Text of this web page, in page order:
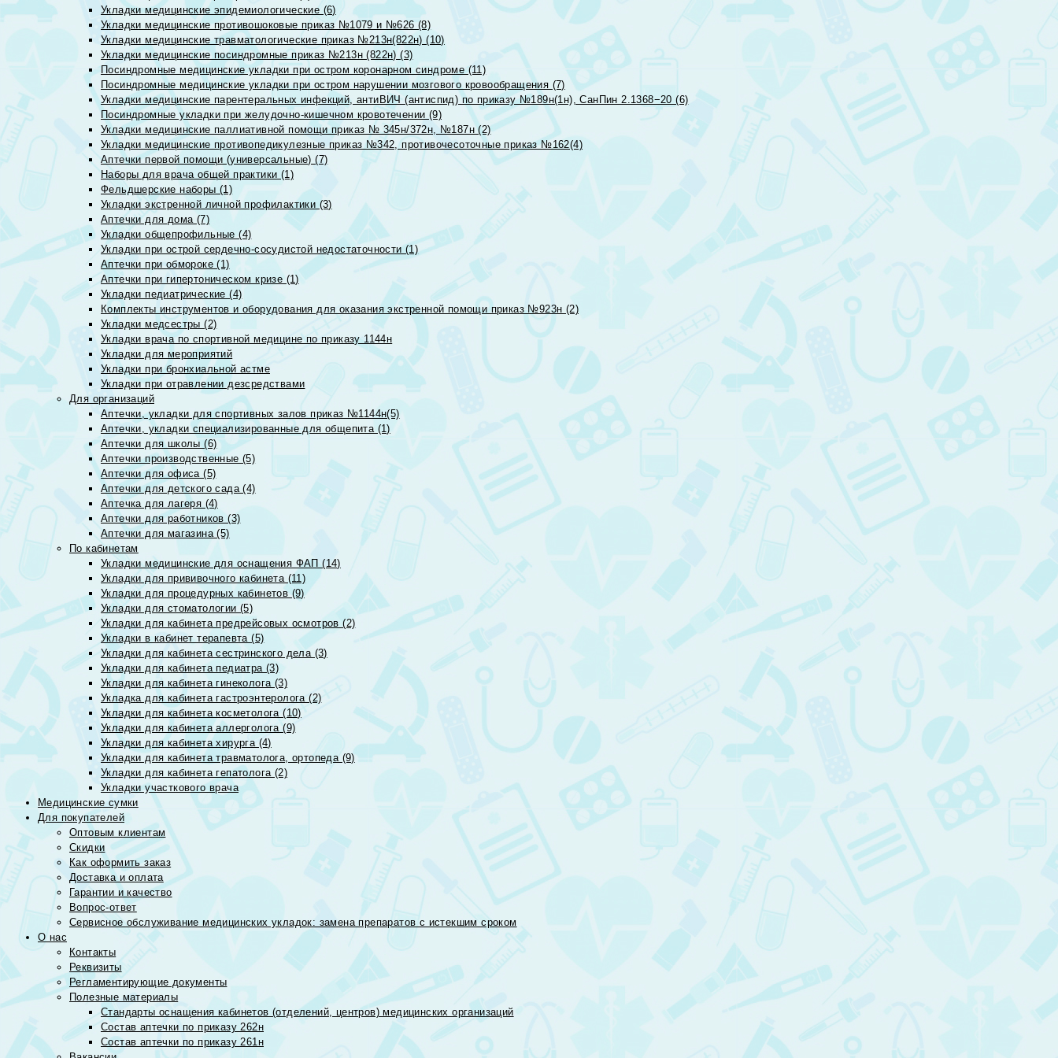
Укладки медицинские эпидемиологические (6)
Укладки медицинские противошоковые приказ №1079 и №626 (8)
Укладки медицинские травматологические приказ №213н(822н) (10)
Укладки медицинские посиндромные приказ №213н (822н) (3)
Посиндромные медицинские укладки при остром коронарном синдроме (11)
Посиндромные медицинские укладки при остром нарушении мозгового кровообращения (7)
Укладки медицинские парентеральных инфекций, антиВИЧ (антиспид) по приказу №189н(1н), СанПин 2.1368−20 (6)
Посиндромные укладки при желудочно-кишечном кровотечении (9)
Укладки медицинские паллиативной помощи приказ № 345н/372н, №187н (2)
Укладки медицинские противопедикулезные приказ №342, противочесоточные приказ №162(4)
Аптечки первой помощи (универсальные) (7)
Наборы для врача общей практики (1)
Фельдшерские наборы (1)
Укладки экстренной личной профилактики (3)
Аптечки для дома (7)
Укладки общепрофильные (4)
Укладки при острой сердечно-сосудистой недостаточности (1)
Аптечки при обмороке (1)
Аптечки при гипертоническом кризе (1)
Укладки педиатрические (4)
Комплекты инструментов и оборудования для оказания экстренной помощи приказ №923н (2)
Укладки медсестры (2)
Укладки врача по спортивной медицине по приказу 1144н
Укладки для мероприятий
Укладки при бронхиальной астме
Укладки при отравлении дезсредствами
Для организаций
Аптечки, укладки для спортивных залов приказ №1144н(5)
Аптечки, укладки специализированные для общепита (1)
Аптечки для школы (6)
Аптечки производственные (5)
Аптечки для офиса (5)
Аптечки для детского сада (4)
Аптечка для лагеря (4)
Аптечки для работников (3)
Аптечки для магазина (5)
По кабинетам
Укладки медицинские для оснащения ФАП (14)
Укладки для прививочного кабинета (11)
Укладки для процедурных кабинетов (9)
Укладки для стоматологии (5)
Укладки для кабинета предрейсовых осмотров (2)
Укладки в кабинет терапевта (5)
Укладки для кабинета сестринского дела (3)
Укладки для кабинета педиатра (3)
Укладки для кабинета гинеколога (3)
Укладка для кабинета гастроэнтеролога (2)
Укладки для кабинета косметолога (10)
Укладки для кабинета аллерголога (9)
Укладки для кабинета хирурга (4)
Укладки для кабинета травматолога, ортопеда (9)
Укладки для кабинета гепатолога (2)
Укладки участкового врача
Медицинские сумки
Для покупателей
Оптовым клиентам
Скидки
Как оформить заказ
Доставка и оплата
Гарантии и качество
Вопрос-ответ
Сервисное обслуживание медицинских укладок: замена препаратов с истекшим сроком
О нас
Контакты
Реквизиты
Регламентирующие документы
Полезные материалы
Стандарты оснащения кабинетов (отделений, центров) медицинских организаций
Состав аптечки по приказу 262н
Состав аптечки по приказу 261н